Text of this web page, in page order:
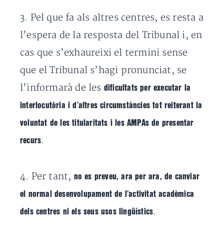
3. Pel que fa als altres centres, es resta a
l’espera de la resposta del Tribunal i, en
cas que s’exhaureixi el termini sense
que el Tribunal s’hagi pronunciat, se
l’informarà de les dificultats per executar la
interlocutòria i d’altres circumstàncies tot reiterant la
voluntat de les titularitats i les AMPAs de presentar
recurs.
4. Per tant, no es preveu, ara per ara, de canviar
el normal desenvolupament de l’activitat acadèmica
dels centres ni els seus usos lingüístics.